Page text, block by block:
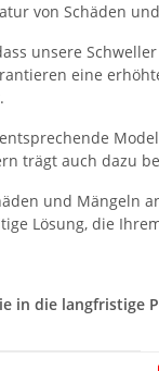
von Schäden
unsere
eine
trägt auch dazu
und Mängeln
Lösung, die
in die langfristige